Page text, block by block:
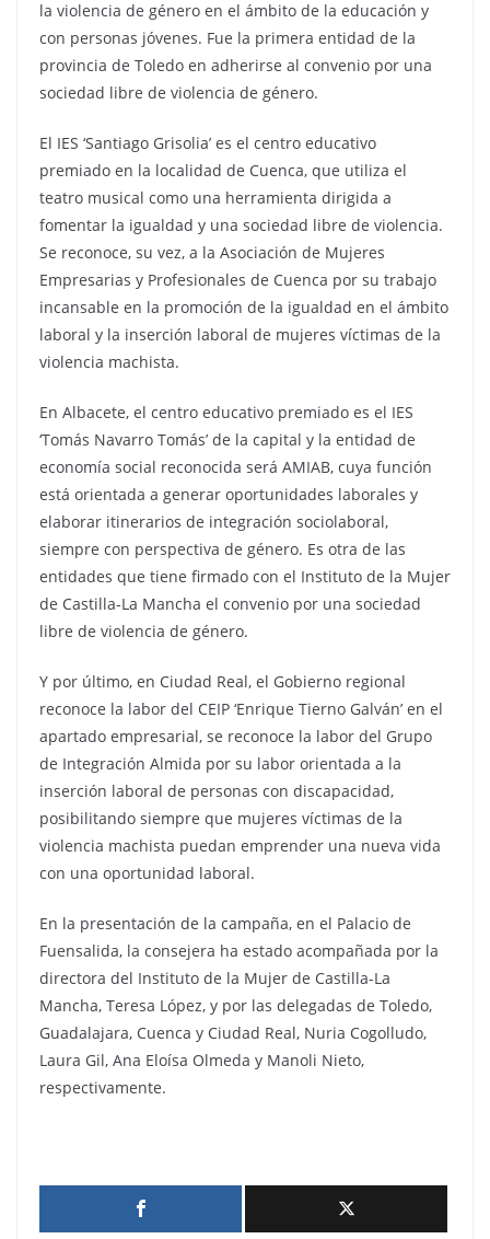
la violencia de género en el ámbito de la educación y
con personas jóvenes. Fue la primera entidad de la
provincia de Toledo en adherirse al convenio por una
sociedad libre de violencia de género.
El IES ‘Santiago Grisolia’ es el centro educativo
premiado en la localidad de Cuenca, que utiliza el
teatro musical como una herramienta dirigida a
fomentar la igualdad y una sociedad libre de violencia.
Se reconoce, su vez, a la Asociación de Mujeres
Empresarias y Profesionales de Cuenca por su trabajo
incansable en la promoción de la igualdad en el ámbito
laboral y la inserción laboral de mujeres víctimas de la
violencia machista.
En Albacete, el centro educativo premiado es el IES
‘Tomás Navarro Tomás’ de la capital y la entidad de
economía social reconocida será AMIAB, cuya función
está orientada a generar oportunidades laborales y
elaborar itinerarios de integración sociolaboral,
siempre con perspectiva de género. Es otra de las
entidades que tiene firmado con el Instituto de la Mujer
de Castilla-La Mancha el convenio por una sociedad
libre de violencia de género.
Y por último, en Ciudad Real, el Gobierno regional
reconoce la labor del CEIP ‘Enrique Tierno Galván’ en el
apartado empresarial, se reconoce la labor del Grupo
de Integración Almida por su labor orientada a la
inserción laboral de personas con discapacidad,
posibilitando siempre que mujeres víctimas de la
violencia machista puedan emprender una nueva vida
con una oportunidad laboral.
En la presentación de la campaña, en el Palacio de
Fuensalida, la consejera ha estado acompañada por la
directora del Instituto de la Mujer de Castilla-La
Mancha, Teresa López, y por las delegadas de Toledo,
Guadalajara, Cuenca y Ciudad Real, Nuria Cogolludo,
Laura Gil, Ana Eloísa Olmeda y Manoli Nieto,
respectivamente.